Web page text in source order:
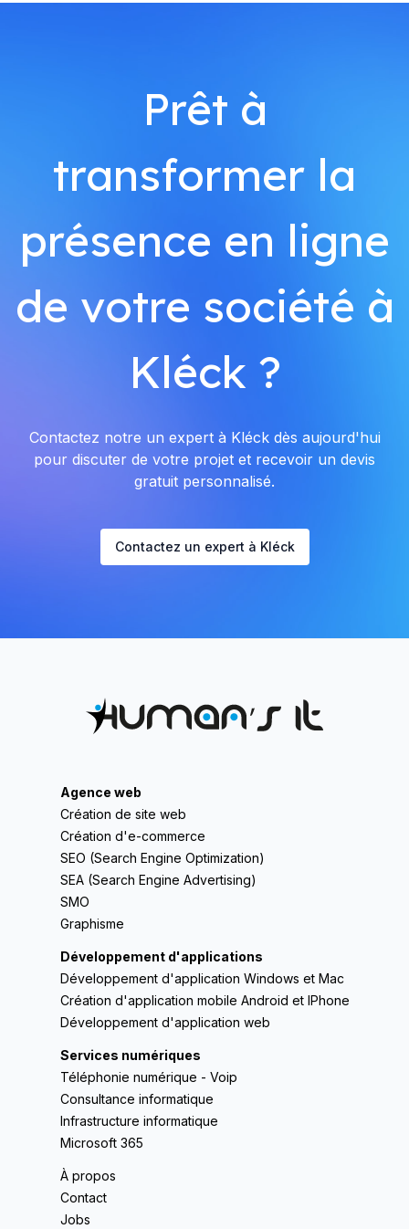
Prêt à
transformer la
présence en ligne
de votre société à
Kléck ?
Contactez notre un expert à Kléck dès aujourd'hui
pour discuter de votre projet et recevoir un devis
gratuit personnalisé.
Contactez un expert à Kléck
Agence web
Création de site web
Création d'e-commerce
SEO (Search Engine Optimization)
SEA (Search Engine Advertising)
SMO
Graphisme
Développement d'applications
Développement d'application Windows et Mac
Création d'application mobile Android et IPhone
Développement d'application web
Services numériques
Téléphonie numérique - Voip
Consultance informatique
Infrastructure informatique
Microsoft 365
À propos
Contact
Jobs